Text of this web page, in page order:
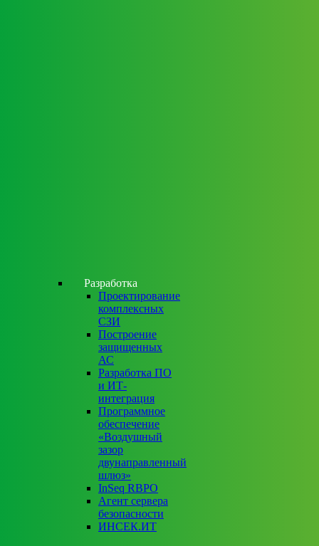
Разработка
Проектирование
комплексных
СЗИ
Построение
защищенных
АС
Разработка ПО
и ИТ-
интеграция
Программное
обеспечение
«Воздушный
зазор
двунаправленный
шлюз»
InSeq RBPO
Агент сервера
безопасности
ИНСЕК.ИТ